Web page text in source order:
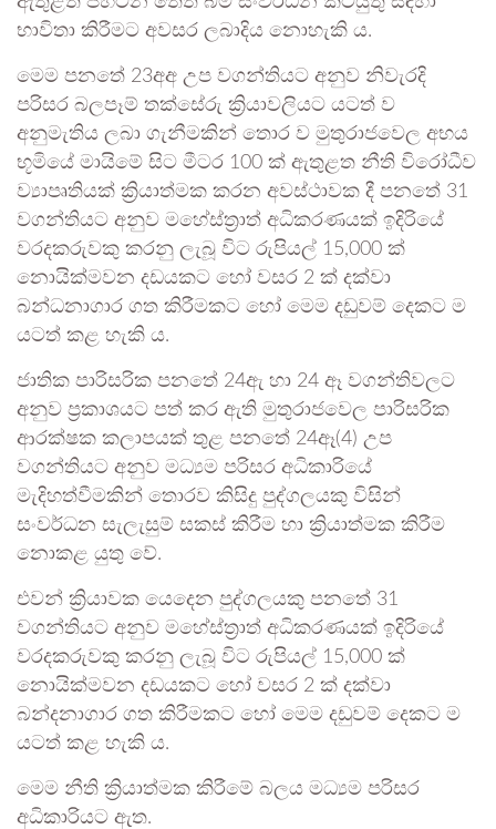
භාවිතා කිරීමට අවසර ලබාදිය නොහැකි ය.
මෙම පනතේ 23අඅ උප වගන්තියට අනුව නිවැරදි
පරිසර බලපෑම් තක්සේරු ක්‍රියාවලියට යටත් ව
අනුමැතිය ලබා ගැනීමකින් තොර ව මුතුරාජවෙල අභය
භූමියේ මායිමේ සිට මීටර 100 ක් ඇතුළත නීති විරෝධීව
ව්‍යාපෘතියක් ක්‍රියාත්මක කරන අවස්ථාවක දී පනතේ 31
වගන්තියට අනුව මහේස්ත්‍රාත් අධිකරණයක් ඉදිරියේ
වරදකරුවකු කරනු ලැබූ විට රුපියල් 15,000 ක්
නොයික්මවන දඩයකට හෝ වසර 2 ක් දක්වා
බන්ධනාගාර ගත කිරීමකට හෝ මෙම දඩුවම් දෙකට ම
යටත් කළ හැකි ය.
ජාතික පාරිසරික පනතේ 24ඇ හා 24 ඈ වගන්තිවලට
අනුව ප්‍රකාශයට පත් කර ඇති මුතුරාජවෙල පාරිසරික
ආරක්ෂක කලාපයක් තුළ පනතේ 24ඈ(4) උප
වගන්තියට අනුව මධ්‍යම පරිසර අධිකාරියේ
මැදිහත්වීමකින් තොරව කිසිදු පුද්ගලයකු විසින්
සංවර්ධන සැලැසුම් සකස් කිරීම හා ක්‍රියාත්මක කිරීම
නොකළ යුතු වේ.
එවන් ක්‍රියාවක යෙදෙන පුද්ගලයකු පනතේ 31
වගන්තියට අනුව මහේස්ත්‍රාත් අධිකරණයක් ඉදිරියේ
වරදකරුවකු කරනු ලැබූ විට රුපියල් 15,000 ක්
නොයික්මවන දඩයකට හෝ වසර 2 ක් දක්වා
බන්දනාගාර ගත කිරීමකට හෝ මෙම දඩුවම් දෙකට ම
යටත් කළ හැකි ය.
මෙම නීති ක්‍රියාත්මක කිරීමේ බලය මධ්‍යම පරිසර
අධිකාරියට ඇත.